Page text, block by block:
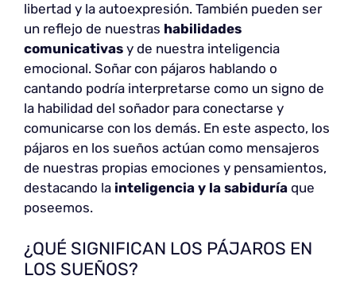
libertad y la autoexpresión. También pueden ser
un reflejo de nuestras habilidades
comunicativas y de nuestra inteligencia
emocional. Soñar con pájaros hablando o
cantando podría interpretarse como un signo de
la habilidad del soñador para conectarse y
comunicarse con los demás. En este aspecto, los
pájaros en los sueños actúan como mensajeros
de nuestras propias emociones y pensamientos,
destacando la inteligencia y la sabiduría que
poseemos.
¿QUÉ SIGNIFICAN LOS PÁJAROS EN
LOS SUEÑOS?